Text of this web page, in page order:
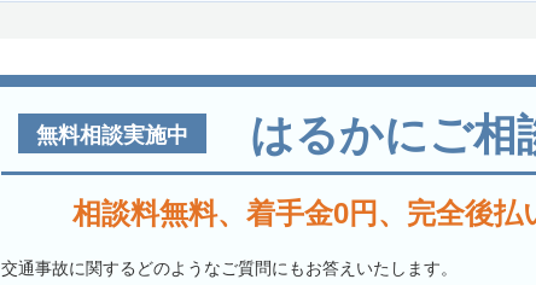
無料相談実施中 はるかにご相
相談料無料、着手金0円、完全後払
交通事故に関するどのようなご質問にもお答えいたします。